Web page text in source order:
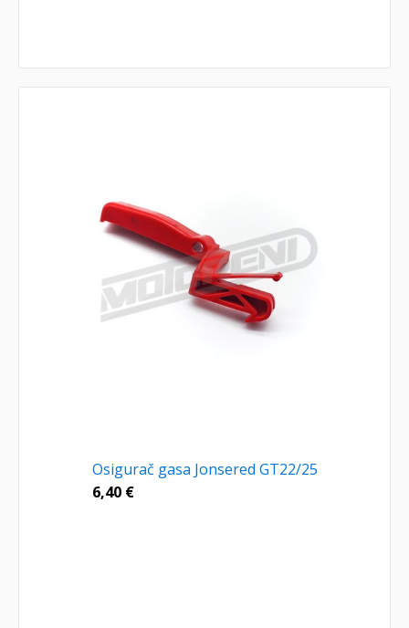
Osigurač gasa Jonsered GT22/25
6,40 €